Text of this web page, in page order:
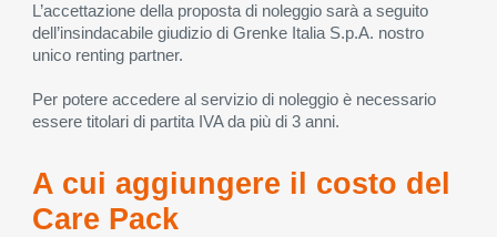
L’accettazione della proposta di noleggio sarà a seguito
dell’insindacabile giudizio di Grenke Italia S.p.A. nostro
unico renting partner.
Per potere accedere al servizio di noleggio è necessario
essere titolari di partita IVA da più di 3 anni.
A cui aggiungere il costo del
Care Pack